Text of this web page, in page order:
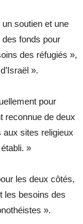
soutien et une
fonds pour
des réfugiés »,
».
pour
reconnue de deux
aux sites religieux
»
les deux côtés,
les besoins des
».